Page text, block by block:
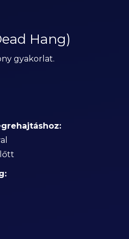
Hang)
gyakorlat.